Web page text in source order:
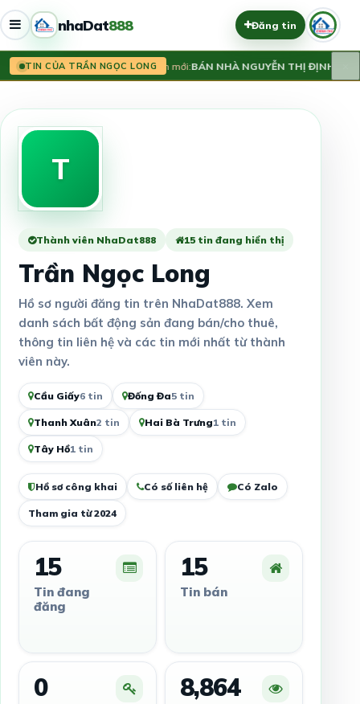
nhaDat888 Đăng tin
TIN CỦA TRẦN NGỌC LONGTin mới:BÁN NHÀ NGUYỄN THỊ ĐỊNH, CẦU
T
Thành viên NhaDat888 15 tin đang hiển thị
Trần Ngọc Long
Hồ sơ người đăng tin trên NhaDat888. Xem
danh sách bất động sản đang bán/cho thuê,
thông tin liên hệ và các tin mới nhất từ thành
viên này.
Cầu Giấy6 tin Đống Đa5 tin
Thanh Xuân2 tin Hai Bà Trưng1 tin
Tây Hồ1 tin
Hồ sơ công khai Có số liên hệ Có Zalo
Tham gia từ 2024
15
Tin đang
đăng
15
Tin bán
0 8,864